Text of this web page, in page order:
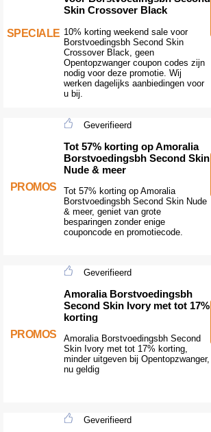
SPECIALE
Skin Crossover Black
10% korting weekend sale voor
Borstvoedingsbh Second Skin
Crossover Black, geen
Opentopzwanger coupon codes zijn
nodig voor deze promotie. Wij
werken dagelijks aanbiedingen voor
u bij.
PROMOS
Geverifieerd
Tot 57% korting op Amoralia
Borstvoedingsbh Second Skin
Nude & meer
Tot 57% korting op Amoralia
Borstvoedingsbh Second Skin Nude
& meer, geniet van grote
besparingen zonder enige
couponcode en promotiecode.
PROMOS
Geverifieerd
Amoralia Borstvoedingsbh
Second Skin Ivory met tot 17%
korting
Amoralia Borstvoedingsbh Second
Skin Ivory met tot 17% korting,
minder uitgeven bij Opentopzwanger,
nu geldig
Geverifieerd